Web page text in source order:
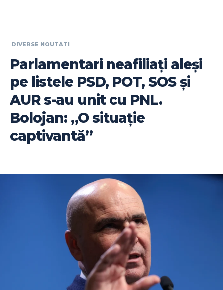
DIVERSE NOUTATI
Parlamentari neafiliați aleși
pe listele PSD, POT, SOS și
AUR s-au unit cu PNL.
Bolojan: „O situație
captivantă”